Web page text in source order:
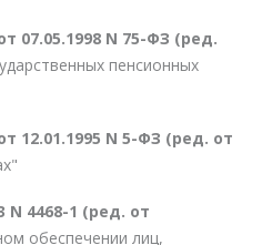
07.05.1998 N 75-ФЗ (ред.
пенсионных
12.01.1995 N 5-ФЗ (ред. от
N 4468-1 (ред. от
обеспечении лиц,